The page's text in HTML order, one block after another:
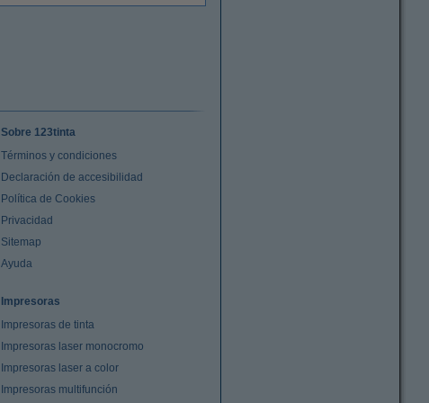
Sobre 123tinta
Términos y condiciones
Declaración de accesibilidad
Política de Cookies
Privacidad
Sitemap
Ayuda
Impresoras
Impresoras de tinta
Impresoras laser monocromo
Impresoras laser a color
Impresoras multifunción